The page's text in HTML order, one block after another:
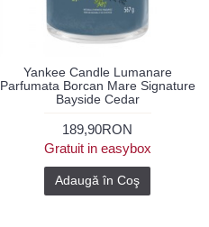
Yankee Candle Lumanare
Parfumata Borcan Mare Signature
Bayside Cedar
189,90RON
Gratuit in easybox
Adaugă în Coş